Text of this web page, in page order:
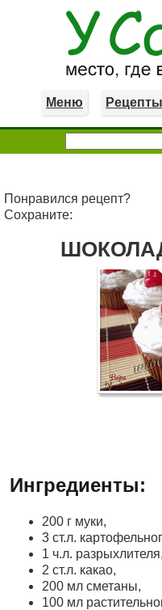
Меню Рецепты
Понравился рецепт?
Сохраните:
Ингредиенты:
200 г муки,
3 ст.л.
1 ч.л. разрыхлителя,
2 ст.л. какао,
200 мл сметаны,
100 мл